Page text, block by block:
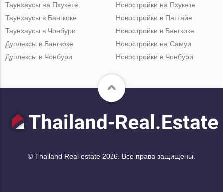
Таунхаусы на Пхукете
Таунхаусы в Бангкоке
Таунхаусы в Чонбури
Дуплексы в Бангкоке
Дуплексы в Чонбури
Новостройки на Пхукете
Новостройки в Паттайе
Новостройки в Бангкоке
Новостройки на Самуи
Новостройки в Чонбури
© Thailand Real estate 2026. Все права защищены.